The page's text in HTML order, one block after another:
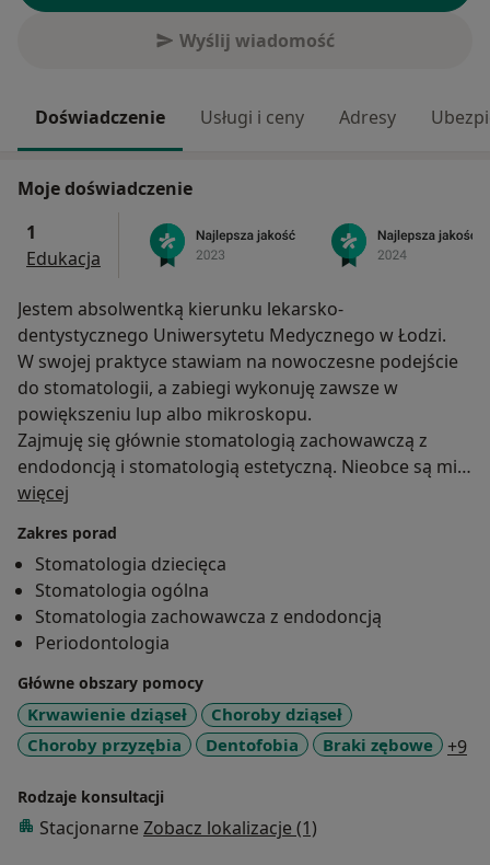
Wyślij wiadomość
Doświadczenie Usługi i ceny Adresy
Moje doświadczenie
1
Edukacja
Jestem absolwentką kierunku lekarsko-
dentystycznego Uniwersytetu Medycznego w Łodzi.
W swojej praktyce stawiam na nowoczesne podejście
do stomatologii, a zabiegi wykonuję zawsze w
powiększeniu lup albo mikroskopu.
Zajmuję się głównie stomatologią zachowawczą z
endodoncją i stomatologią estetyczną. Nieobce są mi
również schorzenia z zakresu stomatologii dziecięcej,
W relacji z pacjentem liczy się dla mnie jego komfort i
pełen udział w podejmowanych decyzjach w procesie
leczenia.
Stale podnoszę swoje kwalifikacje uczestnicząc w
licznych w kursach i szkoleniach.
więcej
Zakres porad
Stomatologia dziecięca
Stomatologia ogólna
Stomatologia zachowawcza z endodoncją
Periodontologia
Główne obszary pomocy
Krwawienie dziąseł
Choroby dziąseł
Choroby przyzębia
Dentofobia Braki zębowe +9
Rodzaje konsultacji
Stacjonarne Zobacz lokalizacje (1)